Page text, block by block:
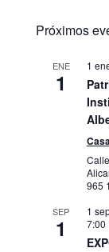
Próximos
ENE
1
1
965
SEP
1
1
7:00